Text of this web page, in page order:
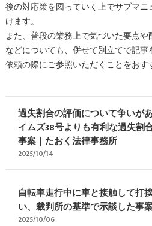
後の対応策を図っていく上でサブマ
けます。
また、普段の業務上で気づいた要点
などについても、併せて別立てで記
依頼の際にご参照いただくことをおす
過失割合の評価について争いが
イムズ38号よりも有利な過失割
事案｜たおく法律事務所
2025/10/14
自転車走行中に車と接触して打
い、裁判所の基準で示談した事
2025/10/06